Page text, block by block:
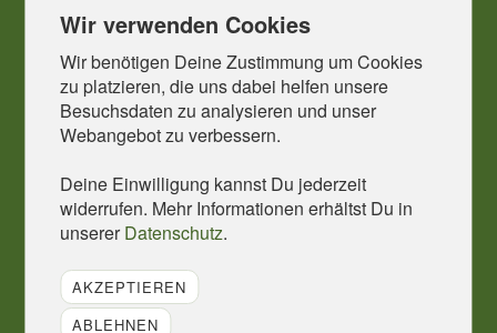
Wir verwenden Cookies
Wir benötigen Deine Zustimmung um Cookies
zu platzieren, die uns dabei helfen unsere
Besuchsdaten zu analysieren und unser
Webangebot zu verbessern.
Deine Einwilligung kannst Du jederzeit
widerrufen. Mehr Informationen erhältst Du in
unsererDatenschutz.
AKZEPTIEREN
ABLEHNEN
© 2026 Verband Deutscher Naturparke e. V. - Alle Rechte
vorbehalten
Datenschutz
Impressum
Kontakt
Sitemap